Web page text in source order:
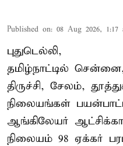
Published on: 08 Aug 2026, 1:17
புதுடெல்லி,
தமிழ்நாட்டில்
திருச்சி, சேலம்,
நிலையங்கள்
ஆங்கிலேயர்
நிலையம் 98 ஏக்கர்